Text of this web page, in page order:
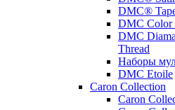
DMC®
DMC Color
DMC
Thread
Наборы
DMC Etoile
Caron Collection
Caron